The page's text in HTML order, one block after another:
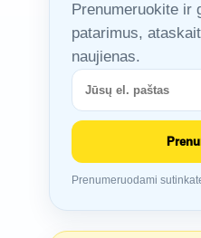
Prenumeruokite ir
patarimus,
naujienas.
Prenumeruodami